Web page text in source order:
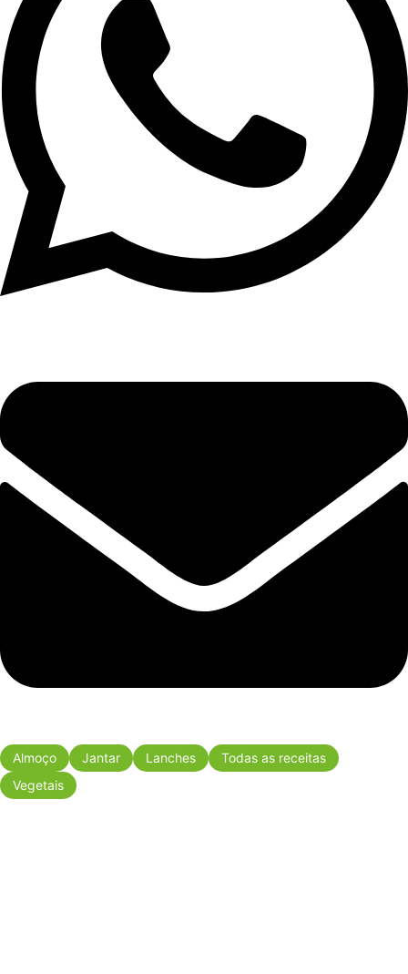
Almoço Jantar Lanches
Todas as receitas
Vegetais